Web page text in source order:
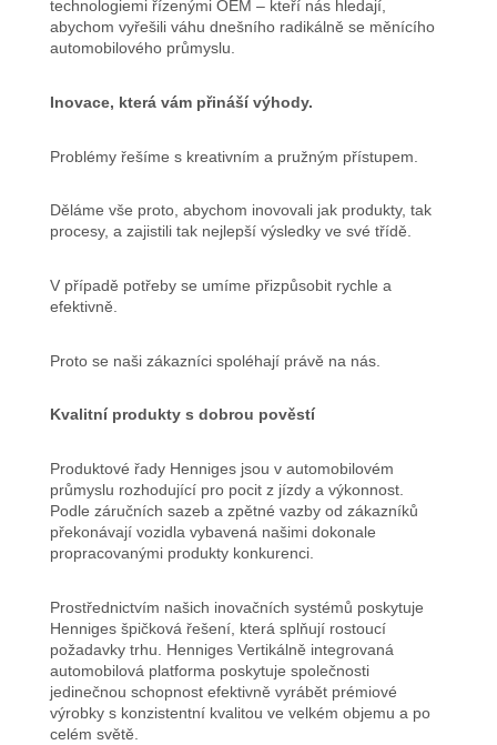
technologiemi řízenými OEM – kteří nás hledají,
abychom vyřešili váhu dnešního radikálně se měnícího
automobilového průmyslu.
Inovace, která vám přináší výhody.
Problémy řešíme s kreativním a pružným přístupem.
Děláme vše proto, abychom inovovali jak produkty, tak
procesy, a zajistili tak nejlepší výsledky ve své třídě.
V případě potřeby se umíme přizpůsobit rychle a
efektivně.
Proto se naši zákazníci spoléhají právě na nás.
Kvalitní produkty s dobrou pověstí
Produktové řady Henniges jsou v automobilovém
průmyslu rozhodující pro pocit z jízdy a výkonnost.
Podle záručních sazeb a zpětné vazby od zákazníků
překonávají vozidla vybavená našimi dokonale
propracovanými produkty konkurenci.
Prostřednictvím našich inovačních systémů poskytuje
Henniges špičková řešení, která splňují rostoucí
požadavky trhu. Henniges Vertikálně integrovaná
automobilová platforma poskytuje společnosti
jedinečnou schopnost efektivně vyrábět prémiové
výrobky s konzistentní kvalitou ve velkém objemu a po
celém světě.